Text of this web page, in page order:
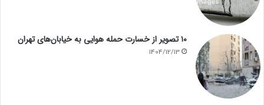
۱۰ تصویر از خسارت حمله هوایی به خیابان‌های تهران
1404/12/13